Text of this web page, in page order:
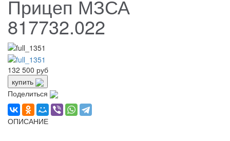
Прицеп МЗСА
817732.022
132 500 руб
купить
Поделиться
ОПИСАНИЕ